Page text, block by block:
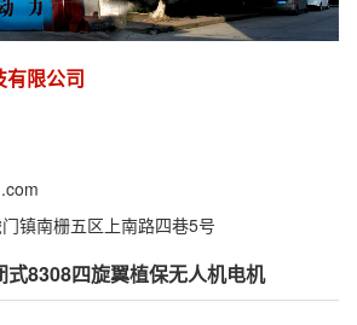
有限公司
镇南栅五区上南路四巷5号
8308四旋翼植保无人机电机